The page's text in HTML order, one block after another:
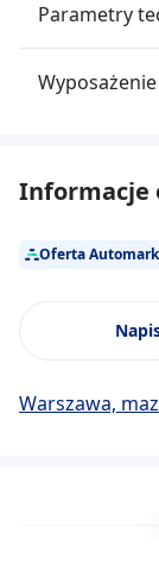
Parametry
Wyposażenie
Informacje
Oferta
Warszawa,